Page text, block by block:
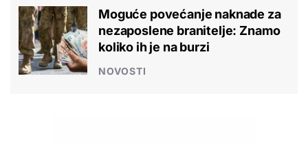
Moguće povećanje naknade za
nezaposlene branitelje: Znamo
koliko ih je na burzi
NOVOSTI